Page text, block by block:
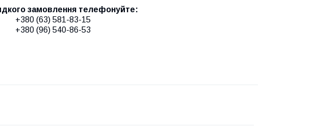
замовлення телефонуйте:
+380 (63) 581-83-15
+380 (96) 540-86-53